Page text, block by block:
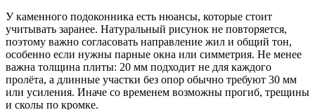
У каменного подоконника есть нюансы, которые стоит
учитывать заранее. Натуральный рисунок не повторяется,
поэтому важно согласовать направление жил и общий тон,
особенно если нужны парные окна или симметрия. Не менее
важна толщина плиты: 20 мм подходит не для каждого
пролёта, а длинные участки без опор обычно требуют 30 мм
или усиления. Иначе со временем возможны прогиб, трещины
и сколы по кромке.